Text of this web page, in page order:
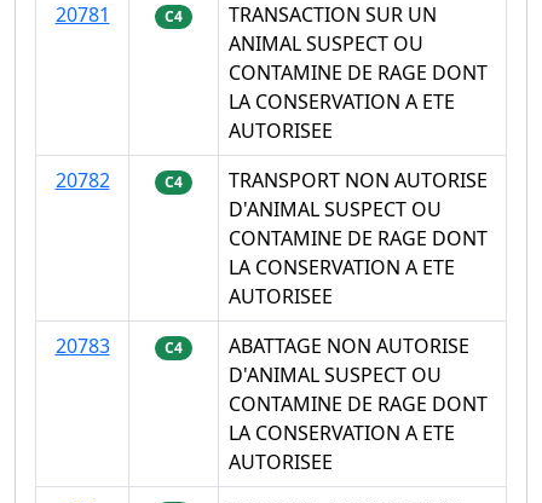
20781
C4
TRANSACTION SUR UN
ANIMAL SUSPECT OU
CONTAMINE DE RAGE DONT
LA CONSERVATION A ETE
AUTORISEE
20782
C4
TRANSPORT NON AUTORISE
D'ANIMAL SUSPECT OU
CONTAMINE DE RAGE DONT
LA CONSERVATION A ETE
AUTORISEE
20783
C4
ABATTAGE NON AUTORISE
D'ANIMAL SUSPECT OU
CONTAMINE DE RAGE DONT
LA CONSERVATION A ETE
AUTORISEE